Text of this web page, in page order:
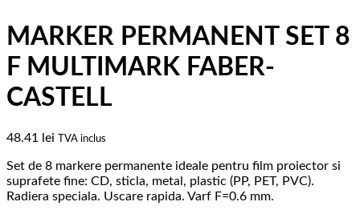
MARKER PERMANENT SET 8
F MULTIMARK FABER-
CASTELL
48.41 lei TVA inclus
Set de 8 markere permanente ideale pentru film proiector si
suprafete fine: CD, sticla, metal, plastic (PP, PET, PVC).
Radiera speciala. Uscare rapida. Varf F=0.6 mm.